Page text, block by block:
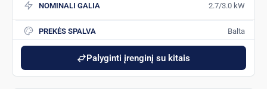
NOMINALI GALIA 2.7/3.0 kW
PREKĖS SPALVA Balta
Palyginti įrenginį su kitais